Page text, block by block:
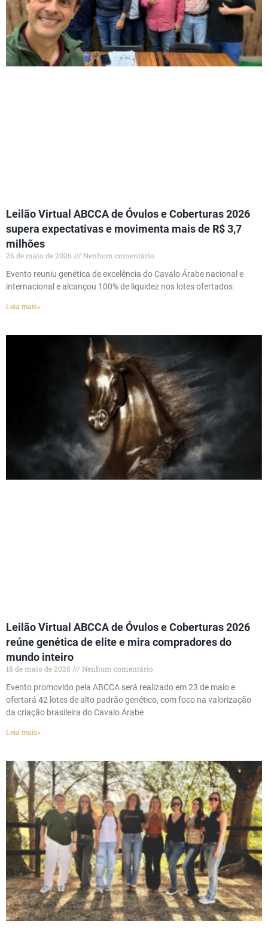
Leilão Virtual ABCCA de Óvulos e Coberturas 2026
supera expectativas e movimenta mais de R$ 3,7
milhões
26 de maio de 2026
Nenhum comentário
Evento reuniu genética de excelência do Cavalo Árabe nacional e
internacional e alcançou 100% de liquidez nos lotes ofertados
Leia mais»
Leilão Virtual ABCCA de Óvulos e Coberturas 2026
reúne genética de elite e mira compradores do
mundo inteiro
18 de maio de 2026
Nenhum comentário
Evento promovido pela ABCCA será realizado em 23 de maio e
ofertará 42 lotes de alto padrão genético, com foco na valorização
da criação brasileira do Cavalo Árabe
Leia mais»